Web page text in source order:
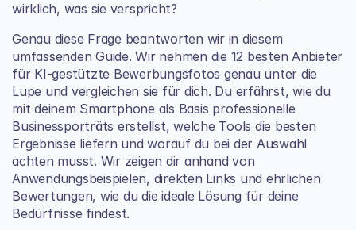
wirklich, was sie verspricht?
Genau diese Frage beantworten wir in diesem
umfassenden Guide. Wir nehmen die 12 besten Anbieter
für KI-gestützte Bewerbungsfotos genau unter die
Lupe und vergleichen sie für dich. Du erfährst, wie du
mit deinem Smartphone als Basis professionelle
Businessporträts erstellst, welche Tools die besten
Ergebnisse liefern und worauf du bei der Auswahl
achten musst. Wir zeigen dir anhand von
Anwendungsbeispielen, direkten Links und ehrlichen
Bewertungen, wie du die ideale Lösung für deine
Bedürfnisse findest.